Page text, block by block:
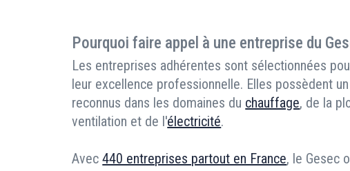
Pourquoi faire appel à une entreprise du
Les entreprises adhérentes sont sélectionnées
leur excellence professionnelle. Elles possèdent
reconnus dans les domaines du chauffage, de la
ventilation et de l'électricité.
Avec440 entreprises partout en France, le Gesec